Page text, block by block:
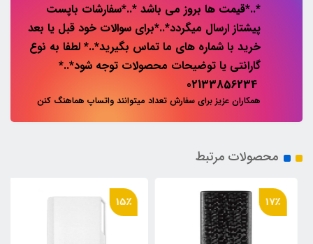
*..*قیمت ها بروز می باشد *..*سفارشات باپست
پیشتاز ارسال میگردد*..*برای سوالات خود قبل یا بعد
خرید با شماره های ما تماس بگیرید*..* لطفا به نوع
گارانتی یا توضیحات محصولات توجه شود*..*
همکاران عزیز برای سفارش تعداد میتوانند واتساپ هماهنگ کنن
محصولات مرتبط
17٪ 15٪